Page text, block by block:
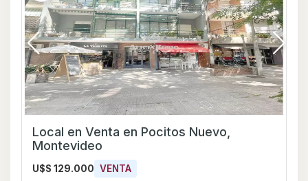
Local en Venta en Pocitos Nuevo,
Montevideo
U$S 129.000 VENTA